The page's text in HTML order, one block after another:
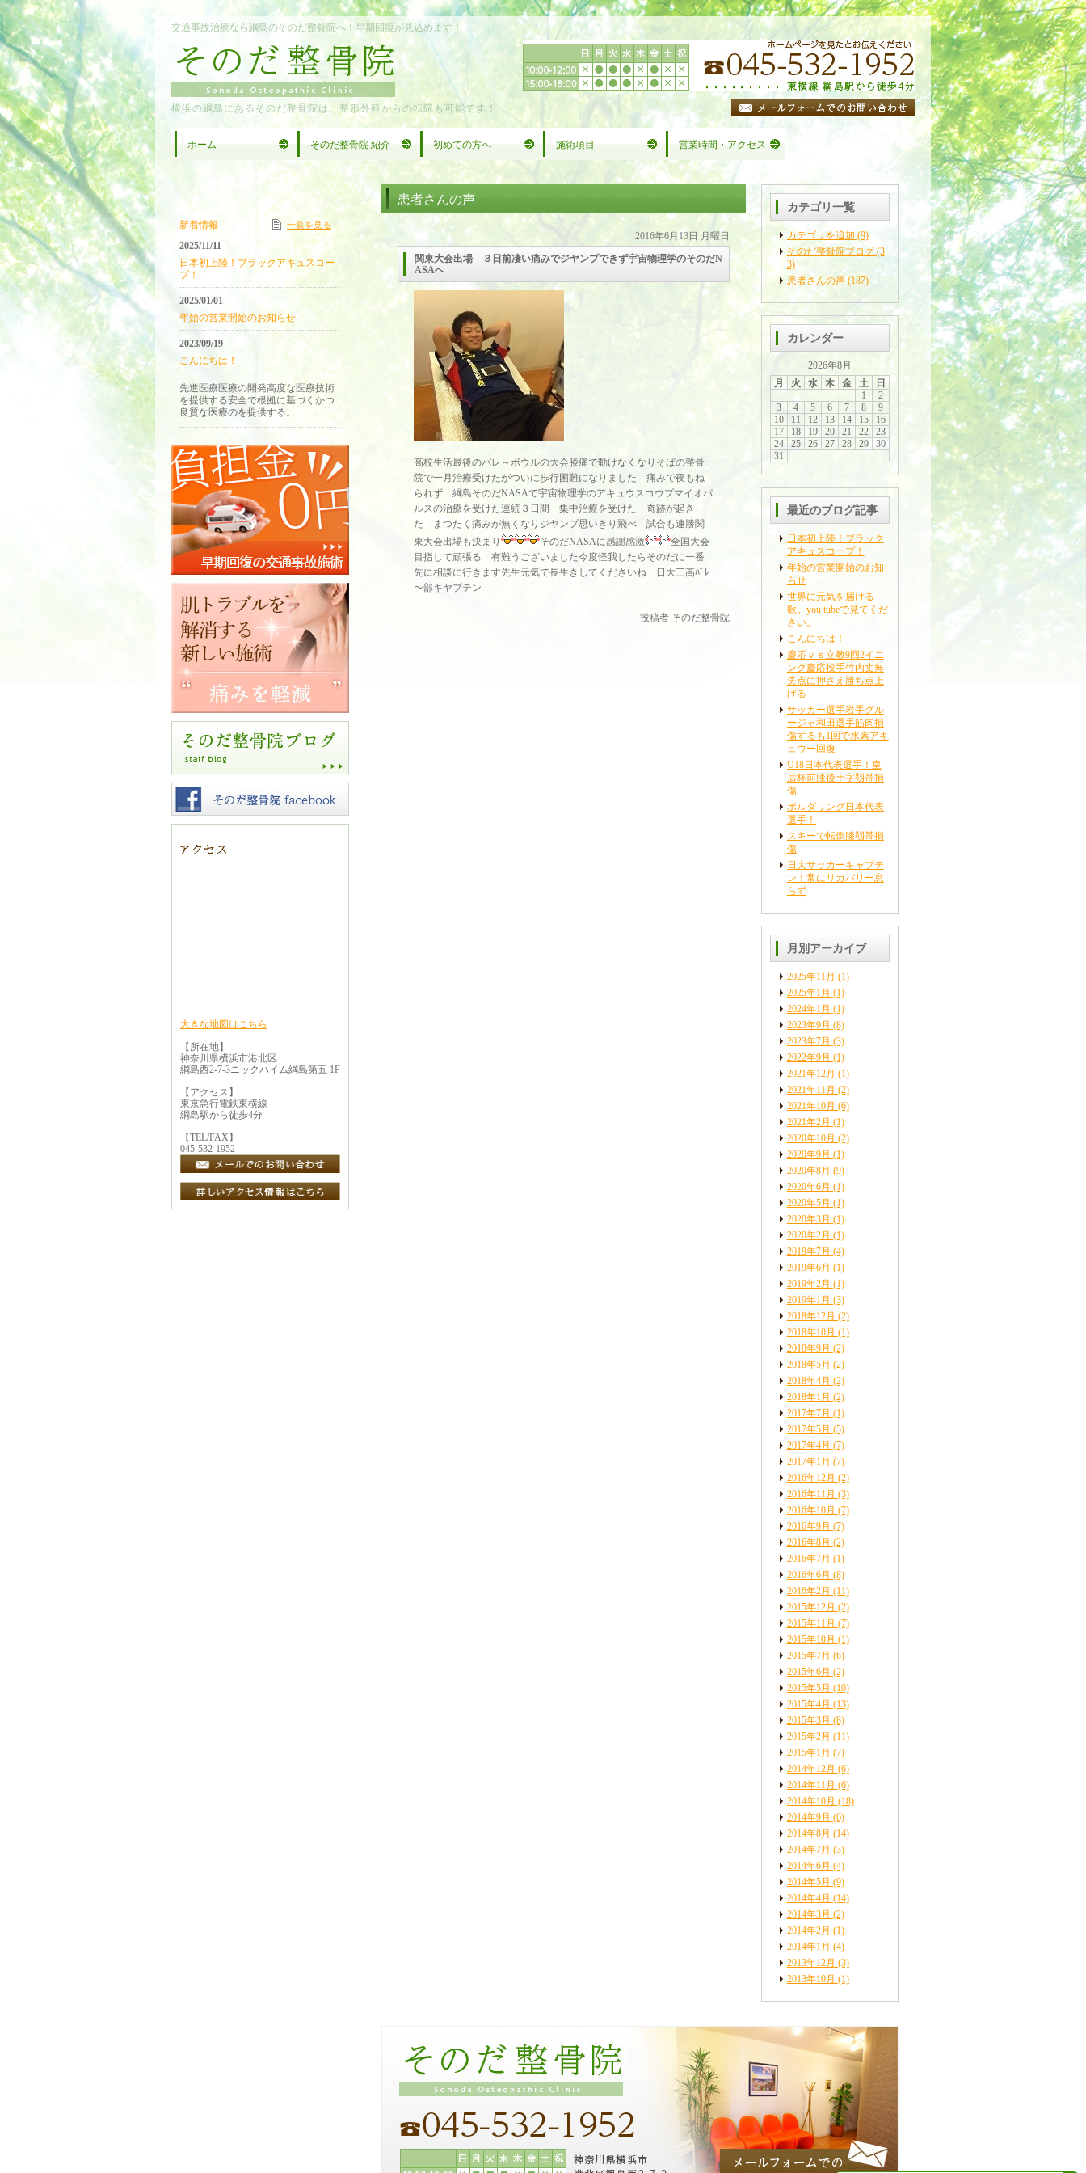
交通事故治療なら綱島のそのだ整骨院へ！早期回復が見込めます！
横浜の綱島にあるそのだ整骨院は、整形外科からの転院も可能です！
ホーム そのだ整骨院 紹介 初めての方へ 施術項目 営業時間・アクセス
患者さんの声
2016年6月13日 月曜日
関東大会出場 ３日前凄い痛みでジヤンプできず宇宙物理学のそのだN
ASAへ
高校生活最後のバレ～ボウルの大会膝痛で動けなくなりそばの整骨
院で一月治療受けたがついに歩行困難になりました 痛みで夜もね
られず 綱島そのだNASAで宇宙物理学のアキュウスコウプマイオパ
ルスの治療を受けた連続３日間 集中治療を受けた 奇跡が起き
た まつたく痛みが無くなりジヤンプ思いきり飛べ 試合も連勝関
東大会出場も決まり
そのだNASAに感謝感激
全国大会
目指して頑張る 有難うございました今度怪我したらそのだに一番
先に相談に行きます先生元気で長生きしてくださいね 日大三高ﾊﾞﾚ
～部キヤプテン
投稿者 そのだ整骨院
カテゴリ一覧
カテゴリを追加 (9)
そのだ整骨院ブログ (3
3)
患者さんの声 (187)
カレンダー
2026年8月
月
火 水 木 金 土
日
1
2
3
4 5 6 7 8
9
10
11 12 13 14 15
16
17
18 19 20 21 22
23
24
25 26 27 28 29
30
31
最近のブログ記事
日本初上陸！ブラック
アキュスコープ！
年始の営業開始のお知
らせ
世界に元気を届ける
歌。you tubeで見てくだ
さい。
こんにちは！
慶応ｖｓ立教9回2イニ
ング慶応投手竹内丈無
失点に押さえ勝ち点上
げる
サッカー選手岩手グル
ージャ和田選手筋肉損
傷するも1回で水素アキ
ュウー回復
U18日本代表選手！皇
后杯前膝後十字靱帯損
傷
ボルダリング日本代表
選手！
スキーで転倒膝靱帯損
傷
日大サッカーキャプテ
ン！常にリカバリー怠
らず
月別アーカイブ
2025年11月 (1)
2025年1月 (1)
2024年1月 (1)
2023年9月 (8)
2023年7月 (3)
2022年9月 (1)
2021年12月 (1)
2021年11月 (2)
2021年10月 (6)
2021年2月 (1)
2020年10月 (2)
2020年9月 (1)
2020年8月 (9)
2020年6月 (1)
2020年5月 (1)
2020年3月 (1)
2020年2月 (1)
2019年7月 (4)
2019年6月 (1)
2019年2月 (1)
2019年1月 (3)
2018年12月 (2)
2018年10月 (1)
2018年9月 (2)
2018年5月 (2)
2018年4月 (2)
2018年1月 (2)
2017年7月 (1)
2017年5月 (5)
2017年4月 (7)
2017年1月 (7)
2016年12月 (2)
2016年11月 (3)
2016年10月 (7)
2016年9月 (7)
2016年8月 (2)
2016年7月 (1)
2016年6月 (8)
2016年2月 (11)
2015年12月 (2)
2015年11月 (7)
2015年10月 (1)
2015年7月 (6)
2015年6月 (2)
2015年5月 (10)
2015年4月 (13)
2015年3月 (8)
2015年2月 (11)
2015年1月 (7)
2014年12月 (6)
2014年11月 (6)
2014年10月 (18)
2014年9月 (6)
2014年8月 (14)
2014年7月 (3)
2014年6月 (4)
2014年5月 (9)
2014年4月 (14)
2014年3月 (2)
2014年2月 (1)
2014年1月 (4)
2013年12月 (3)
2013年10月 (1)
新着情報 一覧を見る
2025/11/11
日本初上陸！ブラックアキュスコー
プ！
2025/01/01
年始の営業開始のお知らせ
2023/09/19
こんにちは！
先進医療医療の開発高度な医療技術
を提供する安全で根拠に基づくかつ
良質な医療のを提供する。
大きな地図はこちら
【所在地】
神奈川県横浜市港北区
綱島西2-7-3ニックハイム綱島第五 1F
【アクセス】
東京急行電鉄東横線
綱島駅から徒歩4分
【TEL/FAX】
045-532-1952